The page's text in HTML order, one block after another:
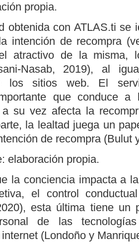
propia.
obtenida con ATLAS.ti se
intención de recompra
atractivo de la misma,
Nasab, 2019), al
los sitios web. El
que conduce
a su vez afecta la
la lealtad juega un
de recompra (Bulut
elaboración propia.
la conciencia impacta a
el control
), esta última tiene un
de las
(Londoño y